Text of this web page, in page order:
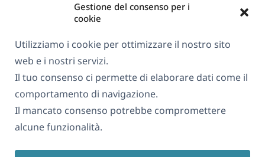
Gestione del consenso per i
cookie
Utilizziamo i cookie per ottimizzare il nostro sito
web e i nostri servizi.
Il tuo consenso ci permette di elaborare dati come il
comportamento di navigazione.
Il mancato consenso potrebbe compromettere
alcune funzionalità.